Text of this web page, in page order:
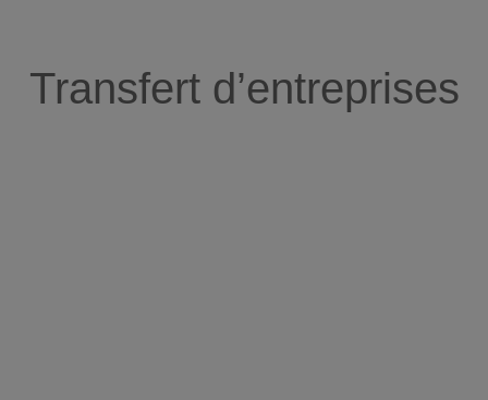
Transfert d’entreprises